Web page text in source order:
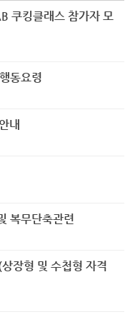
쿠킹클래스 참가자 모
동요령
내
복무단축관련
장형 및 수첩형 자격